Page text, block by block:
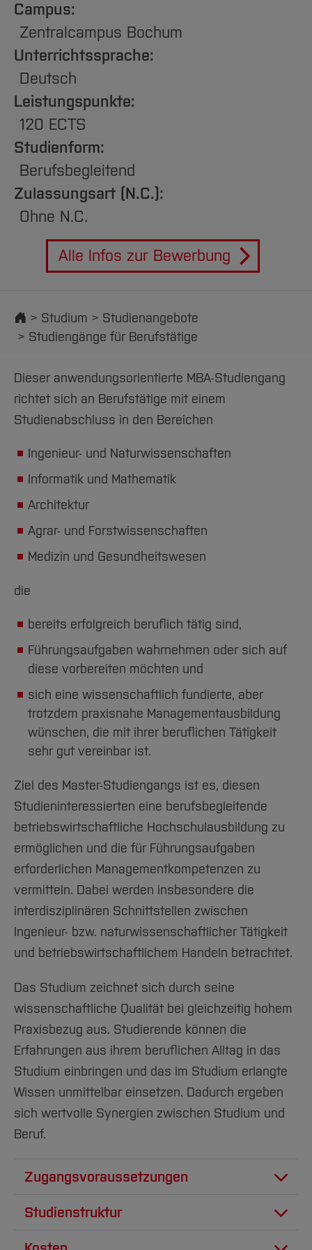
Arbeiten im FB G
Forschung und Projekte
International
Team
Service
Studiengänge
Studieninteressierte
Aktuelles
Studium
Fachgruppen
Forschung und Entwicklung
International
Team
Service
Amtliche Bekanntmachungen
Notfall-Infos
BO Shop
Familiengerechte Hochschule
Gleichstellung
Diskriminierungsfreie Hochschule
Vertretungen
Wahlen
Hochschulbibliothek
Hochschulkommunikation
International Office
Medienzentrum
qed-Stiftung
Zentrale Studienberatung
Campus:
Zentralcampus Bochum
Unterrichtssprache:
Deutsch
Leistungspunkte:
120 ECTS
Studienform:
Berufsbegleitend
Zulassungsart (N.C.):
Ohne N.C.
Alle Infos zur Bewerbung
Startseite
Studium
Studienangebote
Studiengänge für Berufstätige
Dieser anwendungsorientierte MBA-Studiengang
richtet sich an Berufstätige mit einem
Studienabschluss in den Bereichen
Ingenieur- und Naturwissenschaften
Informatik und Mathematik
Architektur
Agrar- und Forstwissenschaften
Medizin und Gesundheitswesen
die
bereits erfolgreich beruflich tätig sind,
Führungsaufgaben wahrnehmen oder sich auf
diese vorbereiten möchten und
sich eine wissenschaftlich fundierte, aber
trotzdem praxisnahe Managementausbildung
wünschen, die mit ihrer beruflichen Tätigkeit
sehr gut vereinbar ist.
Ziel des Master-Studiengangs ist es, diesen
Studieninteressierten eine berufsbegleitende
betriebswirtschaftliche Hochschulausbildung zu
ermöglichen und die für Führungsaufgaben
erforderlichen Managementkompetenzen zu
vermitteln. Dabei werden insbesondere die
interdisziplinären Schnittstellen zwischen
Ingenieur- bzw. naturwissenschaftlicher Tätigkeit
und betriebswirtschaftlichem Handeln betrachtet.
Das Studium zeichnet sich durch seine
wissenschaftliche Qualität bei gleichzeitig hohem
Praxisbezug aus. Studierende können die
Erfahrungen aus ihrem beruflichen Alltag in das
Studium einbringen und das im Studium erlangte
Wissen unmittelbar einsetzen. Dadurch ergeben
sich wertvolle Synergien zwischen Studium und
Beruf.
Zugangsvoraussetzungen
Hochschulzugangsberechtigung
Voraussetzung für die Aufnahme des
Studienstruktur
Die Regelstudienzeit, einschließlich Master